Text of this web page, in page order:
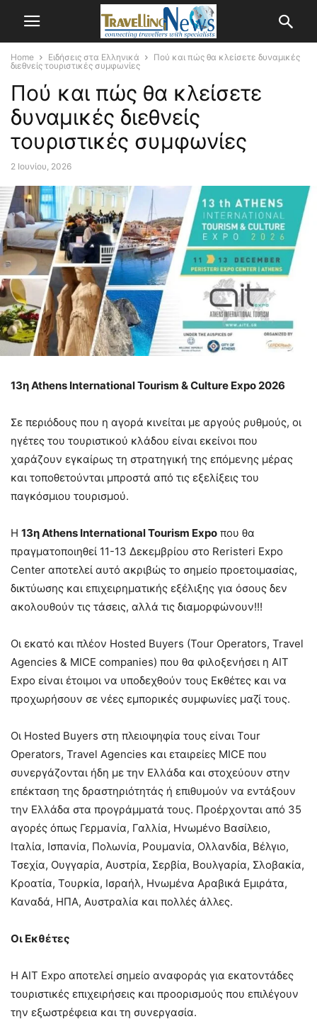
Home Ειδήσεις στα Ελληνικά
Πού και πώς θα κλείσετε δυναμικές
διεθνείς τουριστικές συμφωνίες
Πού και πώς θα κλείσετε
δυναμικές διεθνείς
τουριστικές συμφωνίες
2 Ιουνίου, 2026
13η Athens International Tourism & Culture Expo 2026
Σε περιόδους που η αγορά κινείται με αργούς ρυθμούς, οι
ηγέτες του τουριστικού κλάδου είναι εκείνοι που
χαράζουν εγκαίρως τη στρατηγική της επόμενης μέρας
και τοποθετούνται μπροστά από τις εξελίξεις του
παγκόσμιου τουρισμού.
Η 13η Athens International Tourism Expo που θα
πραγματοποιηθεί 11-13 Δεκεμβρίου στο Reristeri Expo
Center αποτελεί αυτό ακριβώς το σημείο προετοιμασίας,
δικτύωσης και επιχειρηματικής εξέλιξης για όσους δεν
ακολουθούν τις τάσεις, αλλά τις διαμορφώνουν!!!
Οι εκατό και πλέον Hosted Buyers (Tour Operators, Travel
Agencies & MICE companies) που θα φιλοξενήσει η ΑΙΤ
Εxpo είναι έτοιμοι να υποδεχθούν τους Εκθέτες και να
προχωρήσουν σε νέες εμπορικές συμφωνίες μαζί τους.
Οι Hosted Buyers στη πλειοψηφία τους είναι Tour
Operators, Travel Agencies και εταιρείες MICE που
συνεργάζονται ήδη με την Ελλάδα και στοχεύουν στην
επέκταση της δραστηριότητάς ή επιθυμούν να εντάξουν
την Ελλάδα στα προγράμματά τους. Προέρχονται από 35
αγορές όπως Γερμανία, Γαλλία, Ηνωμένο Βασίλειο,
Ιταλία, Ισπανία, Πολωνία, Ρουμανία, Ολλανδία, Βέλγιο,
Τσεχία, Ουγγαρία, Αυστρία, Σερβία, Βουλγαρία, Σλοβακία,
Κροατία, Τουρκία, Ισραήλ, Ηνωμένα Αραβικά Εμιράτα,
Καναδά, ΗΠΑ, Αυστραλία και πολλές άλλες.
Οι Εκθέτες
Η ΑΙΤ Expo αποτελεί σημείο αναφοράς για εκατοντάδες
τουριστικές επιχειρήσεις και προορισμούς που επιλέγουν
την εξωστρέφεια και τη συνεργασία.